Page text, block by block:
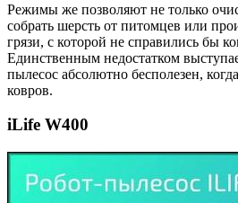
Режимы же позволяют не только
собрать шерсть от питомцев или
грязи, с которой не справились бы
Единственным недостатком
пылесос абсолютно бесполезен,
ковров.
iLife W400